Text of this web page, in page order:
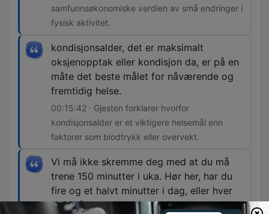
samfunnsøkonomiske verdien av små endringer i
fysisk aktivitet.
kondisjonsalder, det er maksimalt
oksjenopptak eller kondisjon da, er på en
måte det beste målet for nåværende og
fremtidig helse.
00:15:42 · Gjesten forklarer hvorfor
kondisjonsalder er et viktigere helsemål enn
faktorer som blodtrykk eller overvekt.
Vi må ikke skremme deg med at du må
trene 150 minutter i uka. Hør her, har du
fire og et halvt minutter i dag, eller hver
dag, så er det nok